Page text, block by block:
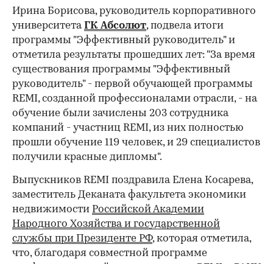
Ирина Борисова, руководитель корпоративного
университетаГК Абсолют, подвела итоги
программы "Эффективный руководитель" и
отметила результаты прошедших лет: "За время
существования программы "Эффективный
руководитель" - первой обучающей программы
REMI, созданной профессионалами отрасли, - на
обучение были зачислены 203 сотрудника
компаний - участниц REMI, из них полностью
прошли обучение 119 человек, и 29 специалистов
получили красные дипломы".
Выпускников REMI поздравила Елена Косарева,
заместитель Деканата факультета экономики
недвижимости Российской Академии
Народного Хозяйства и государственной
службы при Президенте РФ, которая отметила,
что, благодаря совместной программе